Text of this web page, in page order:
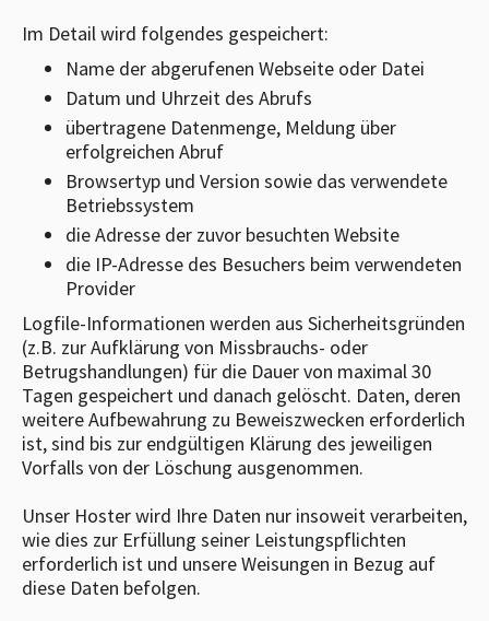
Im Detail wird folgendes gespeichert:
Name der abgerufenen Webseite oder Datei
Datum und Uhrzeit des Abrufs
übertragene Datenmenge, Meldung über
erfolgreichen Abruf
Browsertyp und Version sowie das verwendete
Betriebssystem
die Adresse der zuvor besuchten Website
die IP-Adresse des Besuchers beim verwendeten
Provider
Logfile-Informationen werden aus Sicherheitsgründen
(z.B. zur Aufklärung von Missbrauchs- oder
Betrugshandlungen) für die Dauer von maximal 30
Tagen gespeichert und danach gelöscht. Daten, deren
weitere Aufbewahrung zu Beweiszwecken erforderlich
ist, sind bis zur endgültigen Klärung des jeweiligen
Vorfalls von der Löschung ausgenommen.
Unser Hoster wird Ihre Daten nur insoweit verarbeiten,
wie dies zur Erfüllung seiner Leistungspflichten
erforderlich ist und unsere Weisungen in Bezug auf
diese Daten befolgen.